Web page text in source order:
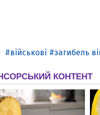
військові загибель